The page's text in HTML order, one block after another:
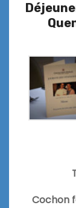
Cochon